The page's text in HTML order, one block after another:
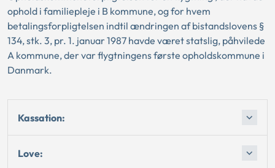
ophold i familiepleje i B kommune, og for hvem
betalingsforpligtelsen indtil ændringen af bistandslovens §
134, stk. 3, pr. 1. januar 1987 havde været statslig, påhvilede
A kommune, der var flygtningens første opholdskommune i
Danmark.
Kassation:
Love: